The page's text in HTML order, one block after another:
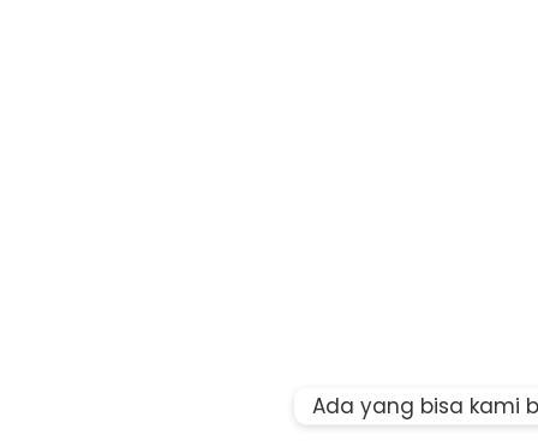
Ada yang bisa kami